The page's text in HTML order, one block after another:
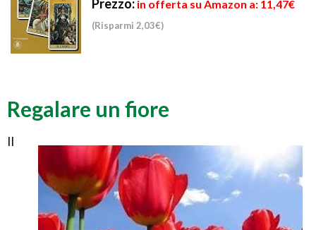
Prezzo: in offerta su Amazon a: 11,47€
(Risparmi 2,03€)
Regalare un fiore
Il